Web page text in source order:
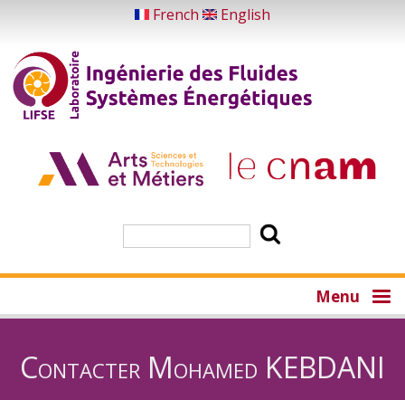
contenu
principal
French English
Menu
Contacter Mohamed KEBDANI